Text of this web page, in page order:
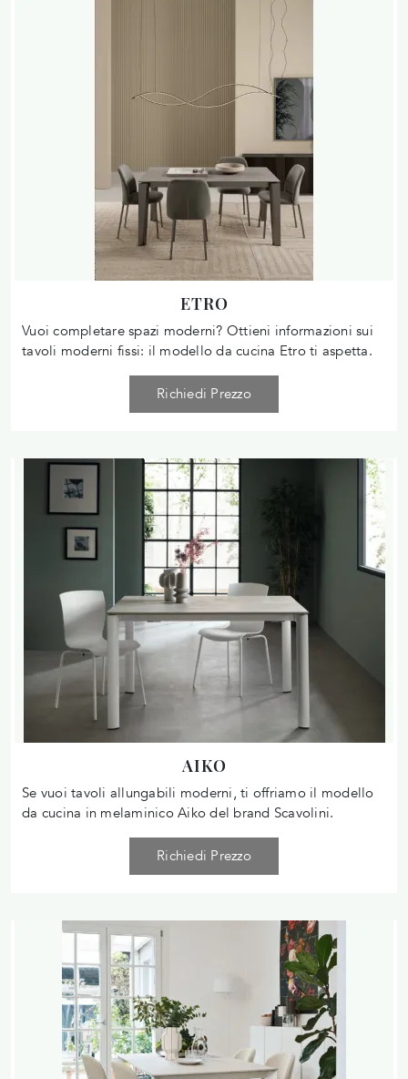
ETRO
Vuoi completare spazi moderni? Ottieni informazioni sui
tavoli moderni fissi: il modello da cucina Etro ti aspetta.
Richiedi Prezzo
AIKO
Se vuoi tavoli allungabili moderni, ti offriamo il modello
da cucina in melaminico Aiko del brand Scavolini.
Richiedi Prezzo